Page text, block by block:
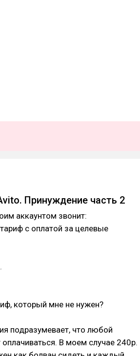
Принуждение часть 2
аккаунтом звонит:
с оплатой за целевые
который мне не нужен?
подразумевает, что любой
В моем случае 240р.